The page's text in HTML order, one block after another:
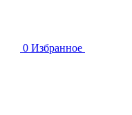
0 Избранное